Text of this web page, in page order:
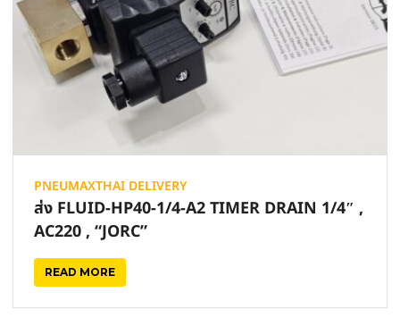
PNEUMAXTHAI DELIVERY
ส่ง FLUID-HP40-1/4-A2 TIMER DRAIN 1/4″ ,
AC220 , “JORC”
READ MORE